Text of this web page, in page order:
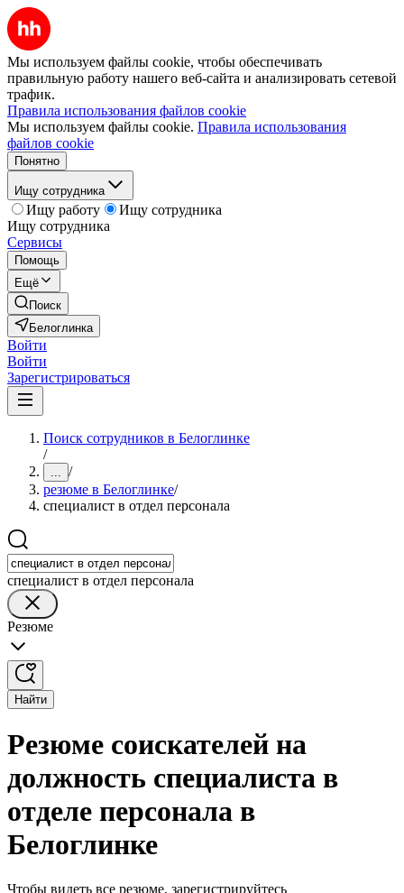
Мы используем файлы cookie, чтобы обеспечивать
правильную работу нашего веб-сайта и анализировать сетевой
трафик.
Правила использования файлов cookie
Мы используем файлы cookie. Правила использования
файлов cookie
Понятно
Ищу сотрудника
Ищу работу
Ищу сотрудника
Ищу сотрудника
Сервисы
Помощь
Ещё
Поиск
Белоглинка
Войти
Войти
Зарегистрироваться
Поиск сотрудников в Белоглинке
/
... /
резюме в Белоглинке/
специалист в отдел персонала
специалист в отдел персонала
Резюме
Найти
Резюме соискателей на
должность специалиста в
отделе персонала в
Белоглинке
Чтобы видеть все резюме, зарегистрируйтесь